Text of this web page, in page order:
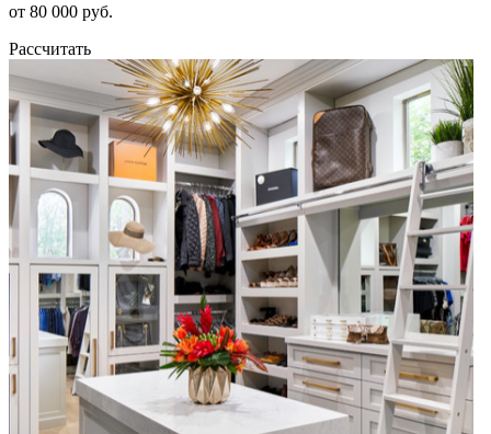
от 80 000 руб.
Рассчитать